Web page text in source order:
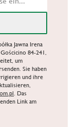
Jawna Irena
84-241,
um
Sie haben
und ihre
. Das
Link am